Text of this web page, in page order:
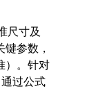
尺寸及
参数，
）。针对
过公式